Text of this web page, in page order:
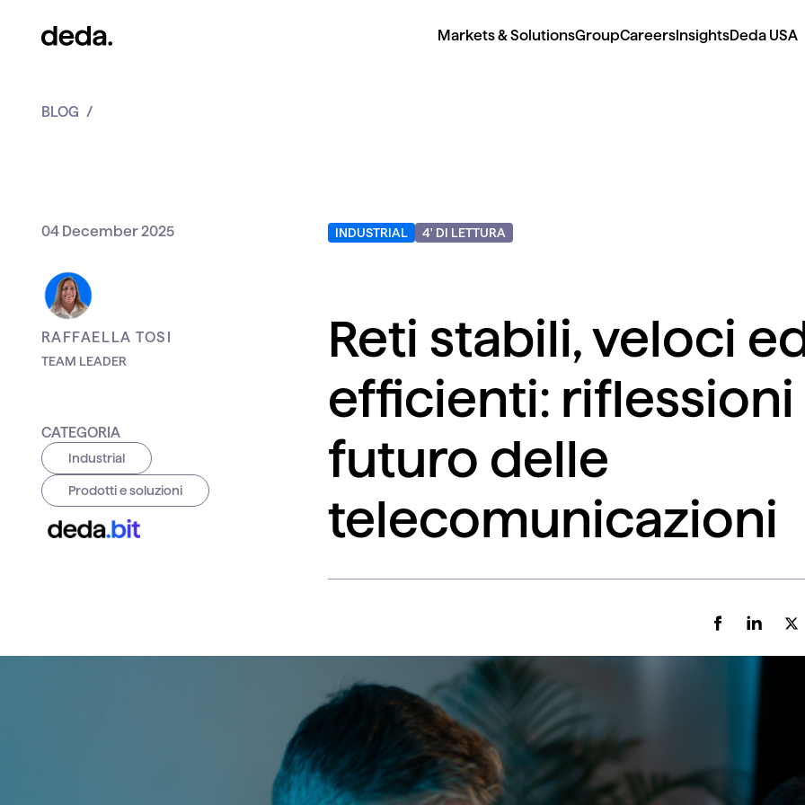
Markets & SolutionsGroupCareersInsightsDeda USA
BLOG
04 December 2025
RAFFAELLA TOSI
TEAM LEADER
CATEGORIA
Industrial
Prodotti e soluzioni
4' DI LETTURA
Reti stabili, veloci
efficienti: riflessioni
futuro delle
telecomunicazioni